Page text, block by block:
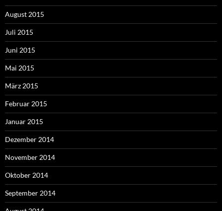
August 2015
Juli 2015
Juni 2015
Mai 2015
März 2015
Februar 2015
Januar 2015
Dezember 2014
November 2014
Oktober 2014
September 2014